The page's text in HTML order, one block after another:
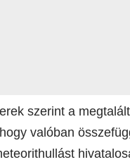
szerint a
valóban